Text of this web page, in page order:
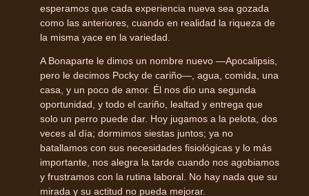
esperamos que cada experiencia nueva sea gozada
como las anteriores, cuando en realidad la riqueza de
la misma yace en la variedad.
A Bonaparte le dimos un nombre nuevo —Apocalipsis,
pero le decimos Pocky de cariño—, agua, comida, una
casa, y un poco de amor. Él nos dio una segunda
oportunidad, y todo el cariño, lealtad y entrega que
solo un perro puede dar. Hoy jugamos a la pelota, dos
veces al día; dormimos siestas juntos; ya no
batallamos con sus necesidades fisiológicas y lo más
importante, nos alegra la tarde cuando nos agobiamos
y frustramos con la rutina laboral. No hay nada que su
mirada y su actitud no pueda mejorar.